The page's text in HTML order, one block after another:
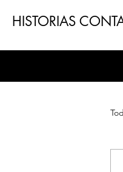
HISTORIAS